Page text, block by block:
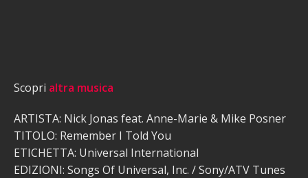
Scopri altra musica
ARTISTA: Nick Jonas feat. Anne-Marie & Mike Posner
TITOLO: Remember I Told You
ETICHETTA: Universal International
EDIZIONI: Songs Of Universal, Inc. / Sony/ATV Tunes